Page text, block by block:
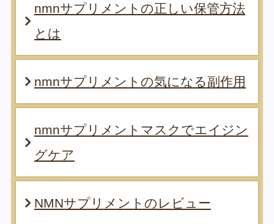
nmnサプリメントの正しい保管方法
とは
nmnサプリメントの気になる副作用
nmnサプリメントマスクでエイジン
グケア
NMNサプリメントのレビュー